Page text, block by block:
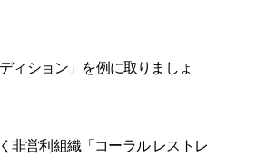
ィション」を例に取りましょ
非営利組織「コーラル レストレ